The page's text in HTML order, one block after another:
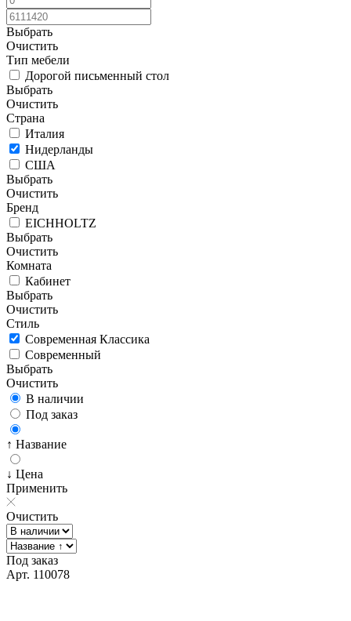
Выбрать
Очистить
Тип мебели
Дорогой письменный стол
Выбрать
Очистить
Страна
Италия
Нидерланды
США
Выбрать
Очистить
Бренд
EICHHOLTZ
Выбрать
Очистить
Комната
Кабинет
Выбрать
Очистить
Стиль
Современная Классика
Современный
Выбрать
Очистить
В наличии
Под заказ
↑ Название
↓ Цена
Применить
Очистить
Под заказ
Арт. 110078